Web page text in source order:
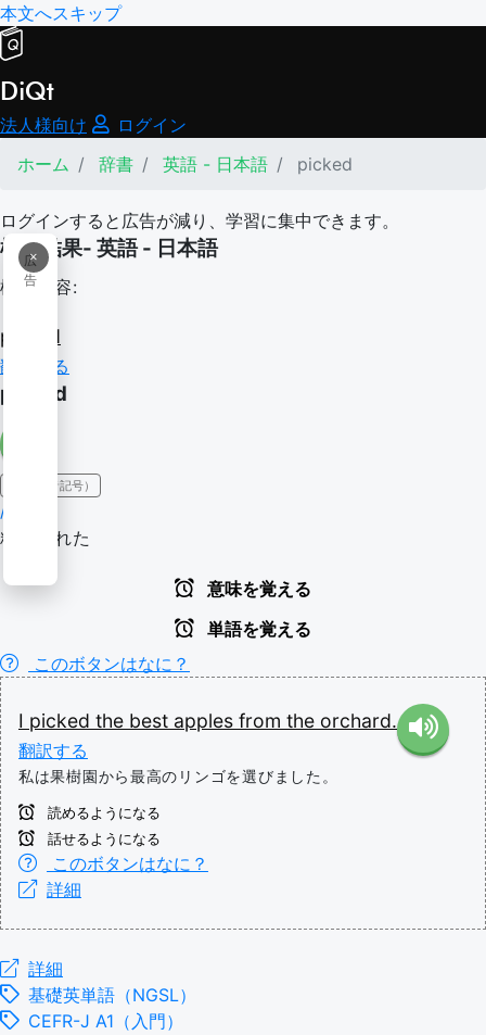
本文へスキップ
DiQt
法人様向け
ログイン
ホーム
辞書 英語 - 日本語 picked
ログインすると広告が減り、学習に集中できます。
×
広
告
検索結果- 英語 - 日本語
検索内容:
picked
翻訳する
picked
IPA（発音記号）
/pɪkt/
精選された
意味を覚える
単語を覚える
このボタンはなに？
I picked the best apples from the orchard.
翻訳する
私は果樹園から最高のリンゴを選びました。
読めるようになる
話せるようになる
このボタンはなに？
詳細
詳細
基礎英単語（NGSL）
CEFR-J A1（入門）